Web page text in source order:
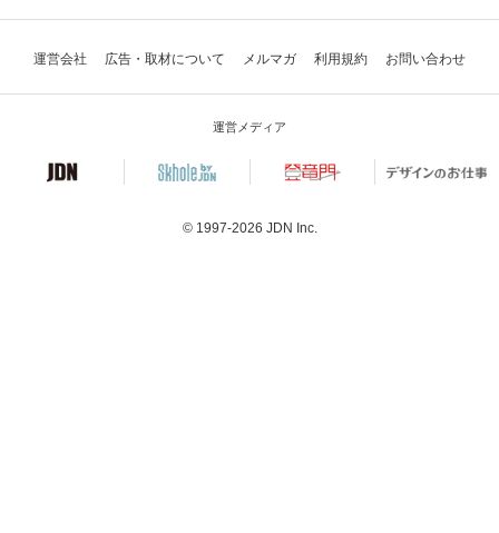
運営会社 広告・取材について メルマガ 利用規約 お問い合わせ
運営メディア
© 1997-2026 JDN Inc.